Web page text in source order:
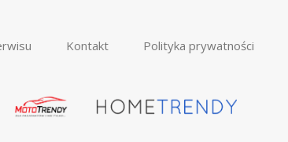
Kontakt Polityka prywatności